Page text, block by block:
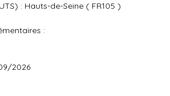
: Hauts-de-Seine ( FR105 )
:
2026